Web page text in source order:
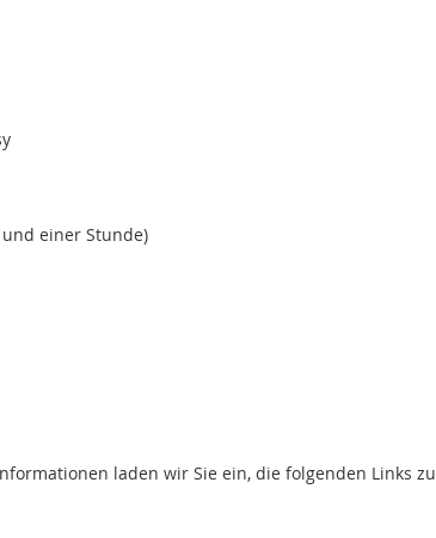
einer Stunde)
laden wir Sie ein, die folgenden Links zu